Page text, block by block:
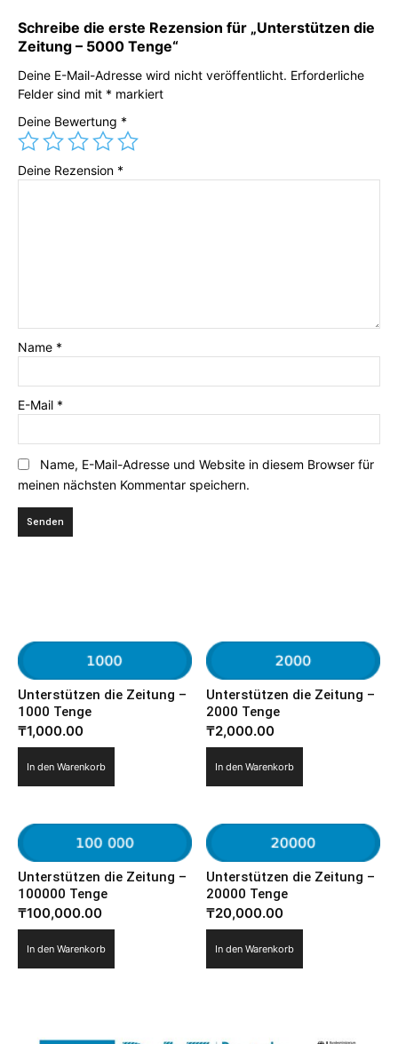
Schreibe die erste Rezension für „Unterstützen die
Zeitung – 5000 Tenge“
Deine E-Mail-Adresse wird nicht veröffentlicht. Erforderliche
Felder sind mit * markiert
Deine Bewertung *
Deine Rezension *
Name *
E-Mail *
Name, E-Mail-Adresse und Website in diesem Browser für
meinen nächsten Kommentar speichern.
Unterstützen die Zeitung –
1000 Tenge
₸1,000.00
In den Warenkorb
Unterstützen die Zeitung –
2000 Tenge
₸2,000.00
In den Warenkorb
Unterstützen die Zeitung –
100000 Tenge
₸100,000.00
In den Warenkorb
Unterstützen die Zeitung –
20000 Tenge
₸20,000.00
In den Warenkorb